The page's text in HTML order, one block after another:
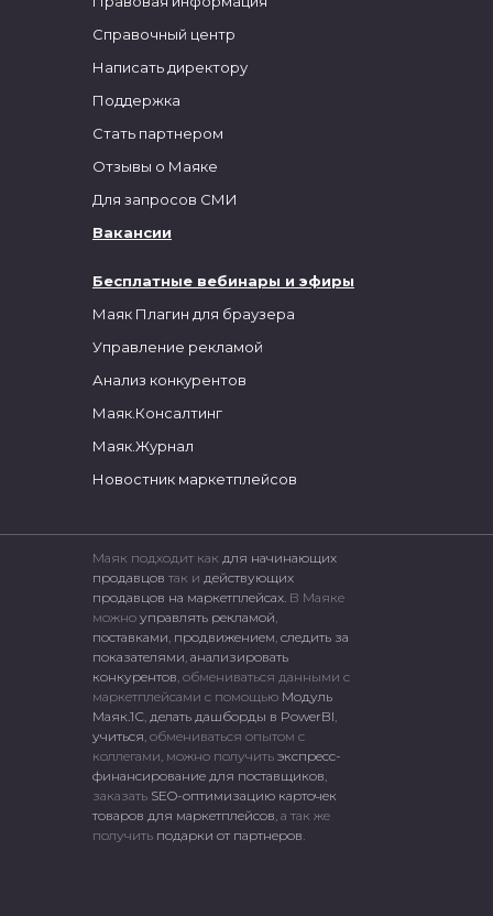
Бесплатные вебинары и эфиры
Маяк Плагин для браузера
Управление рекламой
Анализ конкурентов
Маяк.Консалтинг
Маяк.Журнал
Новостник маркетплейсов
Справочный центр
Написать директору
Поддержка
Стать партнером
Отзывы о Маяке
Для запросов СМИ
Вакансии
Маяк подходит как для начинающих
продавцов так и действующих
продавцов на маркетплейсах. В Маяке
можно управлять рекламой,
поставками, продвижением, следить за
показателями, анализировать
конкурентов, обмениваться данными с
маркетплейсами c помощью Модуль
Маяк.1С, делать дашборды в PowerBI,
учиться, обмениваться опытом с
коллегами, можно получить экспресс-
финансирование для поставщиков,
заказать SEO-оптимизацию карточек
товаров для маркетплейсов, а так же
получить подарки от партнеров.